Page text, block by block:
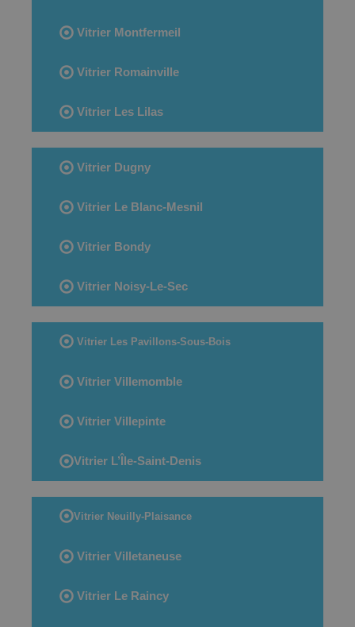
Vitrier Montfermeil
Vitrier Romainville
Vitrier Les Lilas
Vitrier Dugny
Vitrier Le Blanc-Mesnil
Vitrier Bondy
Vitrier Noisy-Le-Sec
Vitrier Les Pavillons-Sous-Bois
Vitrier Villemomble
Vitrier Villepinte
Vitrier L’Île-Saint-Denis
Vitrier Neuilly-Plaisance
Vitrier Villetaneuse
Vitrier Le Raincy